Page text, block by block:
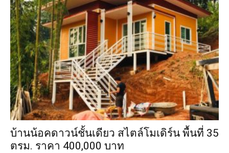
บ้านน้อคดาวน์ชั้นเดียว สไตล์โมเดิร์น พื้นที่ 35
ตรม. ราคา 400,000 บาท